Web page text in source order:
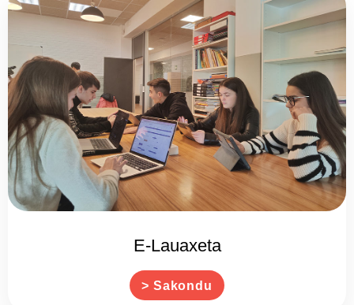
E-Lauaxeta
> Sakondu